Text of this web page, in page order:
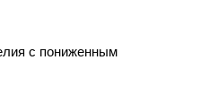
с пониженным